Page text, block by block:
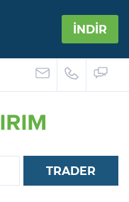
İNDİR
TRADER